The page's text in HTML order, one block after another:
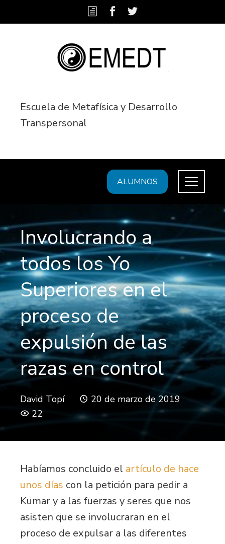
Escuela de Metafísica y Desarrollo
Transpersonal
ALUMNOS
Involucrando a
todos los Yo
Superiores en el
proceso de
expulsión de las
razas en control
David Topí
20 de marzo de 2019
22
Habíamos concluido el artículo de hace
unos días con la petición para pedir a
Kumar y a las fuerzas y seres que nos
asisten que se involucraran en el
proceso de expulsar a las diferentes